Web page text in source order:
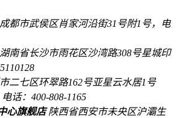
成都市武侯区肖家河沿街31号附1号，电
湖南省长沙市雨花区沙湾路308号星城印
二七区环翠路162号亚星云水居1号
话：400-808-1165
心旗舰店陕西省西安市未央区沪灞生